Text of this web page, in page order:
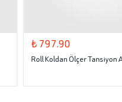
₺ 797.90
Roll Koldan Ölçer Tansiyon